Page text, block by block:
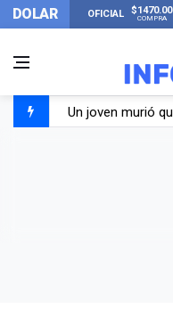
DOLAR OFICIAL $1470.00
COMPRA
Un joven murió